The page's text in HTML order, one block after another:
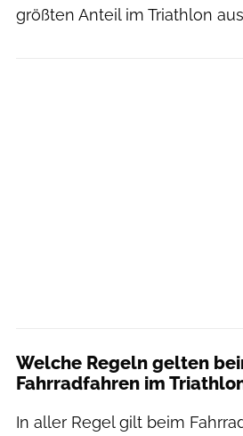
größten Anteil im Triathlon
Welche Regeln gelten
Fahrradfahren im
In aller Regel gilt beim